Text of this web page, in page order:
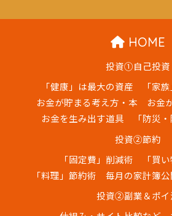
HOME
投資①自己投資
「健康」は最大の資産
「家
お金が貯まる考え方・本
お金
お金を生み出す道具
「防災
投資②節約
「固定費」削減術
「買
「料理」節約術
毎月の家計簿公
投資②副業＆ポイ